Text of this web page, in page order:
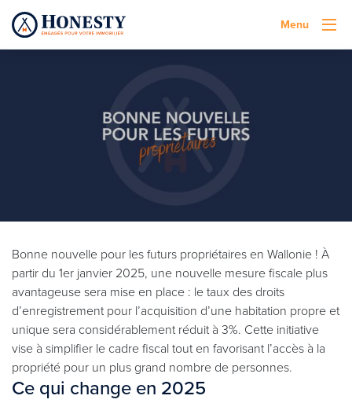
Menu
Bonne nouvelle pour les futurs propriétaires en Wallonie ! À
partir du 1er janvier 2025, une nouvelle mesure fiscale plus
avantageuse sera mise en place : le taux des droits
d’enregistrement pour l’acquisition d’une habitation propre et
unique sera considérablement réduit à 3%. Cette initiative
vise à simplifier le cadre fiscal tout en favorisant l’accès à la
propriété pour un plus grand nombre de personnes.
Ce qui change en 2025